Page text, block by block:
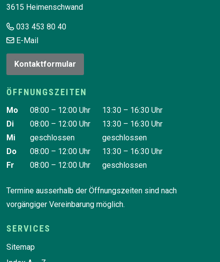
3615 Heimenschwand
033 453 80 40
E-Mail
Kontaktformular
ÖFFNUNGSZEITEN
Wochentag Vormittag Nachmittag
Mo 08:00 – 12:00 Uhr
13:30 – 16:30 Uhr
Di
08:00 – 12:00 Uhr
13:30 – 16:30 Uhr
Mi
geschlossen
geschlossen
Do
08:00 – 12:00 Uhr
13:30 – 16:30 Uhr
Fr
08:00 – 12:00 Uhr geschlossen
Termine ausserhalb der Öffnungszeiten sind nach
vorgängiger Vereinbarung möglich.
SERVICES
Sitemap